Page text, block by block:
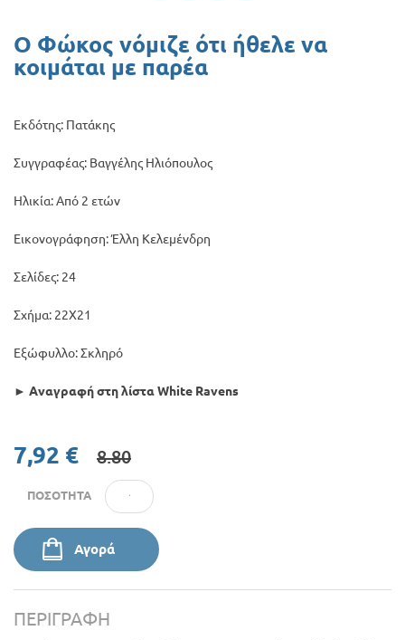
Προσφορές
Ο Φώκος νόμιζε ότι ήθελε να
κοιμάται με παρέα
Εκδότης: Πατάκης
Συγγραφέας: Βαγγέλης Ηλιόπουλος
Ηλικία: Από 2 ετών
Εικονογράφηση: Έλλη Κελεμένδρη
Σελίδες: 24
Σχήμα: 22Χ21
Εξώφυλλο: Σκληρό
► Αναγραφή στη λίστα White Ravens
7,92 € 8.80
ΠΟΣΌΤΗΤΑ
Αγορά
ΠΕΡΙΓΡΑΦΉ